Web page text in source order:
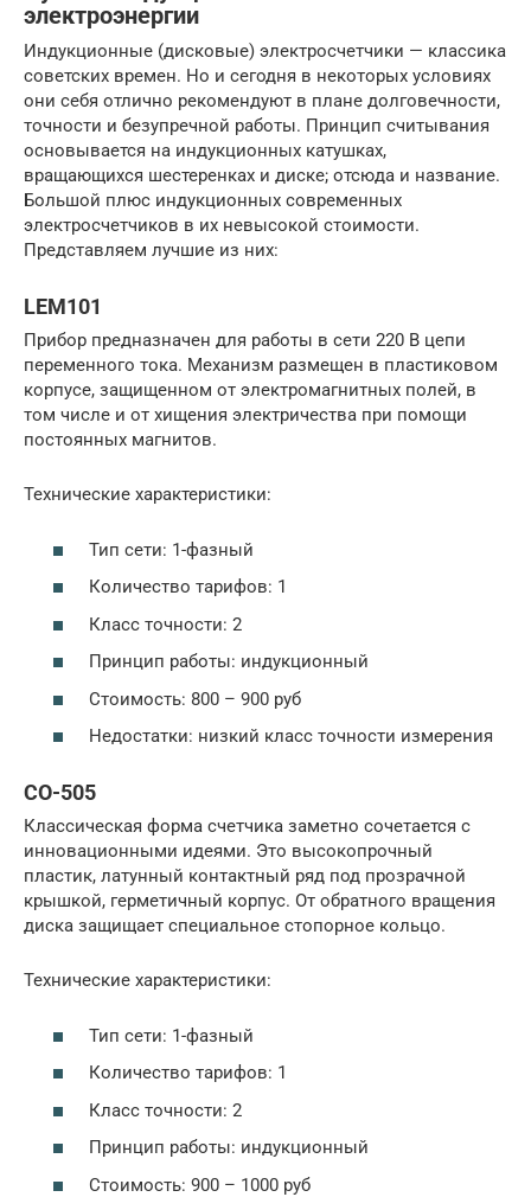
электроэнергии
Индукционные (дисковые) электросчетчики — классика
советских времен. Но и сегодня в некоторых условиях
они себя отлично рекомендуют в плане долговечности,
точности и безупречной работы. Принцип считывания
основывается на индукционных катушках,
вращающихся шестеренках и диске; отсюда и название.
Большой плюс индукционных современных
электросчетчиков в их невысокой стоимости.
Представляем лучшие из них:
LEM101
Прибор предназначен для работы в сети 220 В цепи
переменного тока. Механизм размещен в пластиковом
корпусе, защищенном от электромагнитных полей, в
том числе и от хищения электричества при помощи
постоянных магнитов.
Технические характеристики:
Тип сети: 1-фазный
Количество тарифов: 1
Класс точности: 2
Принцип работы: индукционный
Стоимость: 800 – 900 руб
Недостатки: низкий класс точности измерения
СО-505
Классическая форма счетчика заметно сочетается с
инновационными идеями. Это высокопрочный
пластик, латунный контактный ряд под прозрачной
крышкой, герметичный корпус. От обратного вращения
диска защищает специальное стопорное кольцо.
Технические характеристики:
Тип сети: 1-фазный
Количество тарифов: 1
Класс точности: 2
Принцип работы: индукционный
Стоимость: 900 – 1000 руб